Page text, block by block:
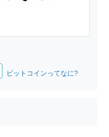
ビットコインってなに?